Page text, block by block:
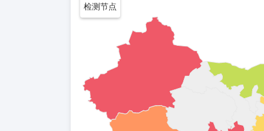
检测节点